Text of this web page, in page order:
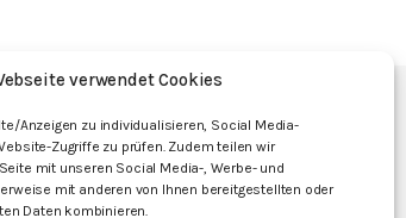
verwendet Cookies
Anzeigen zu individualisieren, Social Media-
Zugriffe zu prüfen. Zudem teilen wir
mit unseren Social Media-, Werbe- und
mit anderen von Ihnen bereitgestellten oder
Daten kombinieren.